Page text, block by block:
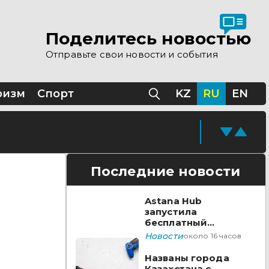
Поделитесь новостью
Отправьте свои новости и события
Спорт KZ RU EN
Последние новости
Astana Hub
запустила
бесплатный
акселератор для
видеоигр
Новостиоколо 16 часов
Названы города